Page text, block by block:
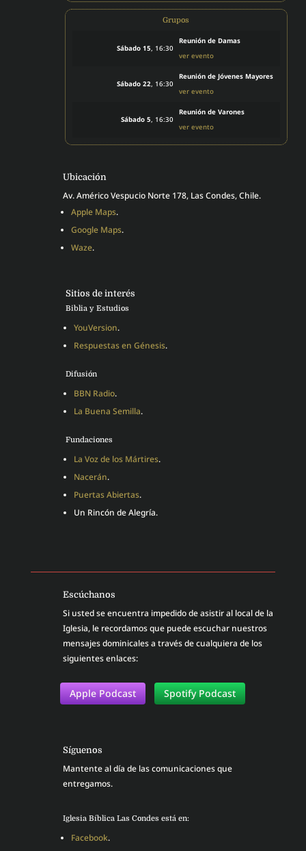
Grupos
Sábado 15, 16:30
Reunión de Damas
ver evento
Sábado 22, 16:30
Reunión de Jóvenes Mayores
ver evento
Sábado 5, 16:30
Reunión de Varones
ver evento
Ubicación
Av. Américo Vespucio Norte 178, Las Condes, Chile.
Apple Maps.
Google Maps.
Waze.
Sitios de interés
Biblia y Estudios
YouVersion.
Respuestas en Génesis.
Difusión
BBN Radio.
La Buena Semilla.
Fundaciones
La Voz de los Mártires.
Nacerán.
Puertas Abiertas.
Un Rincón de Alegría.
Escúchanos
Si usted se encuentra impedido de asistir al local de la
Iglesia, le recordamos que puede escuchar nuestros
mensajes dominicales a través de cualquiera de los
siguientes enlaces:
Apple Podcast Spotify Podcast
Síguenos
Mantente al día de las comunicaciones que
entregamos.
Iglesia Bíblica Las Condes está en:
Facebook.